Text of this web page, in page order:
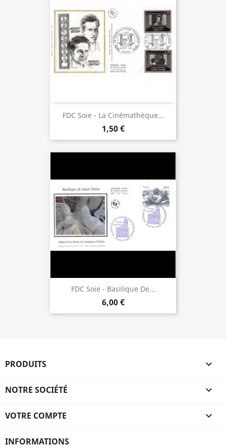
FDC Soie - La Cinémathèque...
1,50 €
FDC Soie - Basilique De...
6,00 €
PRODUITS 
NOTRE SOCIÉTÉ 
VOTRE COMPTE 
INFORMATIONS